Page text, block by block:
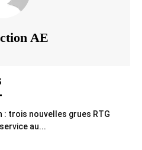
AE
: trois nouvelles grues RTG
au...